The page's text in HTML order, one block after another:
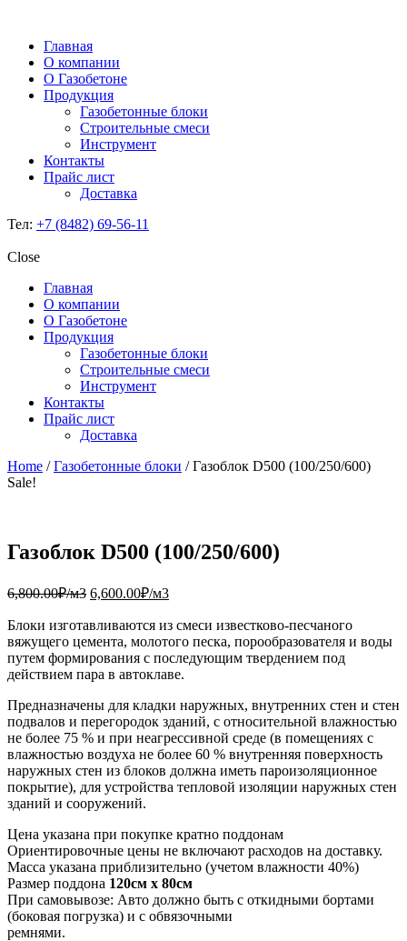
Главная
О компании
О Газобетоне
Продукция
Газобетонные блоки
Строительные смеси
Инструмент
Контакты
Прайс лист
Доставка
Тел: +7 (8482) 69-56-11
Close
Главная
О компании
О Газобетоне
Продукция
Газобетонные блоки
Строительные смеси
Инструмент
Контакты
Прайс лист
Доставка
Home /Газобетонные блоки / Газоблок D500 (100/250/600)
Sale!
Газоблок D500 (100/250/600)
6,800.00₽/м3 6,600.00₽/м3
Блоки изготавливаются из смеси известково-песчаного
вяжущего цемента, молотого песка, порообразователя и воды
путем формирования с последующим твердением под
действием пара в автоклаве.
Предназначены для кладки наружных, внутренних стен и стен
подвалов и перегородок зданий, с относительной влажностью
не более 75 % и при неагрессивной среде (в помещениях с
влажностью воздуха не более 60 % внутренняя поверхность
наружных стен из блоков должна иметь пароизоляционное
покрытие), для устройства тепловой изоляции наружных стен
зданий и сооружений.
Цена указана при покупке кратно поддонам
Ориентировочные цены не включают расходов на доставку.
Масса указана приблизительно (учетом влажности 40%)
Размер поддона 120см х 80см
При самовывозе: Авто должно быть с откидными бортами
(боковая погрузка) и с обвязочными
ремнями.